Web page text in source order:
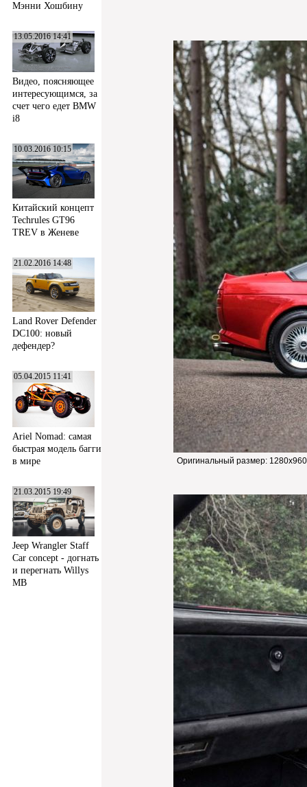
Мэнни Хошбину
13.05.2016 14:41
Видео, поясняющее
интересующимся, за
счет чего едет BMW
i8
10.03.2016 10:15
Китайский концепт
Techrules GT96
TREV в Женеве
21.02.2016 14:48
Land Rover Defender
DC100: новый
дефендер?
05.04.2015 11:41
Ariel Nomad: самая
быстрая модель багги
в мире
21.03.2015 19:49
Jeep Wrangler Staff
Car concept - догнать
и перегнать Willys
MB
Оригинальный размер: